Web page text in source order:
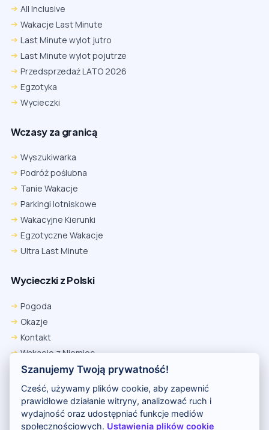
All Inclusive
Wakacje Last Minute
Last Minute wylot jutro
Last Minute wylot pojutrze
Przedsprzedaż LATO 2026
Egzotyka
Wycieczki
Wczasy za granicą
Wyszukiwarka
Podróż poślubna
Tanie Wakacje
Parkingi lotniskowe
Wakacyjne Kierunki
Egzotyczne Wakacje
Ultra Last Minute
Wycieczki z Polski
Pogoda
Okazje
Kontakt
Wakacje z Niemiec
Polityka Prywatności
Wakacje w Egipcie
Rankingi hoteli
Firefox
Ustawienia → Prywatność i bezpieczeństwo → Pliki cookie innych
firm → ustaw „Zezwalaj”.
Na czas rezerwacji nie blokuj cookies i śledzenia dla tej witryny.
Szanujemy Twoją prywatność!
Cześć, używamy plików cookie, aby zapewnić
prawidłowe działanie witryny, analizować ruch i
wydajność oraz udostępniać funkcje mediów
społecznościowych. Ustawienia plików cookie